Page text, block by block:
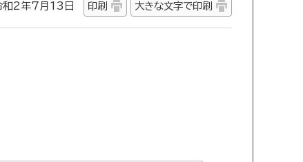
2年7月13日 印刷 大きな文字で印刷